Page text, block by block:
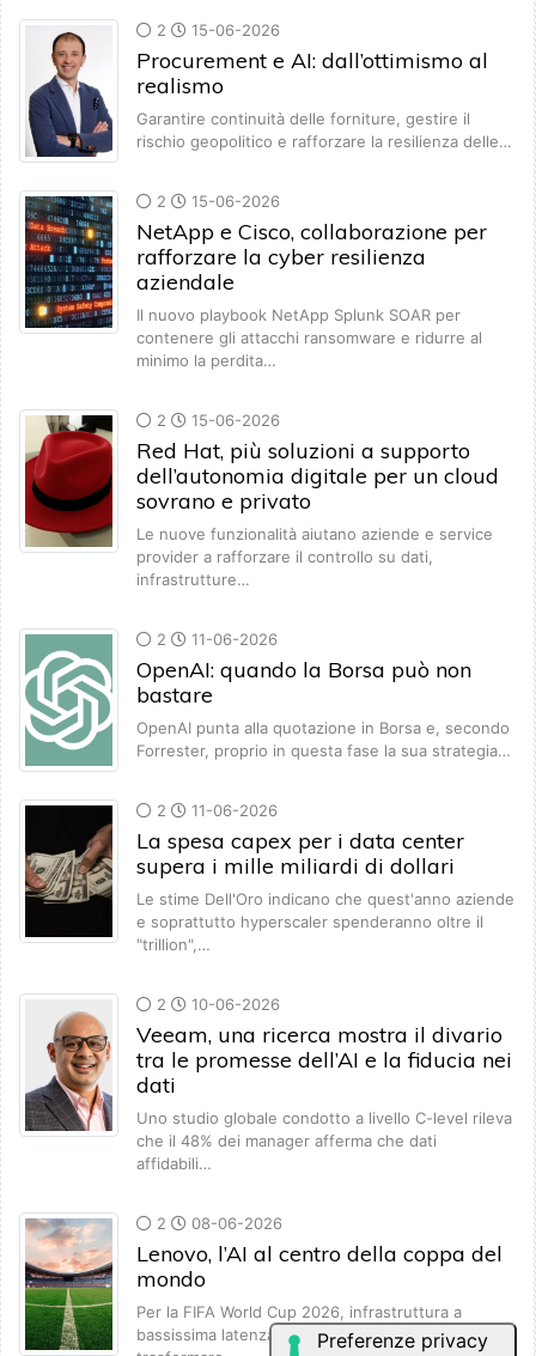
2 15-06-2026
Procurement e AI: dall’ottimismo al
realismo
Garantire continuità delle forniture, gestire il
rischio geopolitico e rafforzare la resilienza delle…
2 15-06-2026
NetApp e Cisco, collaborazione per
rafforzare la cyber resilienza
aziendale
Il nuovo playbook NetApp Splunk SOAR per
contenere gli attacchi ransomware e ridurre al
minimo la perdita…
2 15-06-2026
Red Hat, più soluzioni a supporto
dell’autonomia digitale per un cloud
sovrano e privato
Le nuove funzionalità aiutano aziende e service
provider a rafforzare il controllo su dati,
infrastrutture…
2 11-06-2026
OpenAI: quando la Borsa può non
bastare
OpenAI punta alla quotazione in Borsa e, secondo
Forrester, proprio in questa fase la sua strategia…
2 11-06-2026
La spesa capex per i data center
supera i mille miliardi di dollari
Le stime Dell'Oro indicano che quest'anno aziende
e soprattutto hyperscaler spenderanno oltre il
"trillion",…
2 10-06-2026
Veeam, una ricerca mostra il divario
tra le promesse dell’AI e la fiducia nei
dati
Uno studio globale condotto a livello C-level rileva
che il 48% dei manager afferma che dati
affidabili…
2 08-06-2026
Lenovo, l’AI al centro della coppa del
mondo
Per la FIFA World Cup 2026, infrastruttura a
bassissima latenza e soluzioni intelligenti per